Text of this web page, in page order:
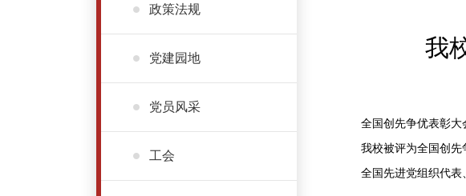
政策法规
党建园地
党员风采
工会
我
全国创先争优表彰大
我校被评为全国创先
全国先进党组织代表